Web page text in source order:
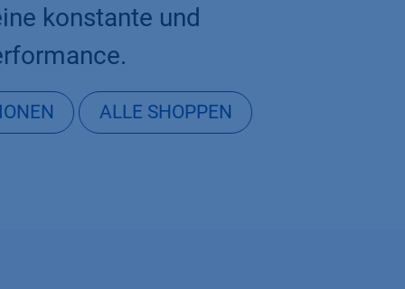
konstante und
ALLE SHOPPEN